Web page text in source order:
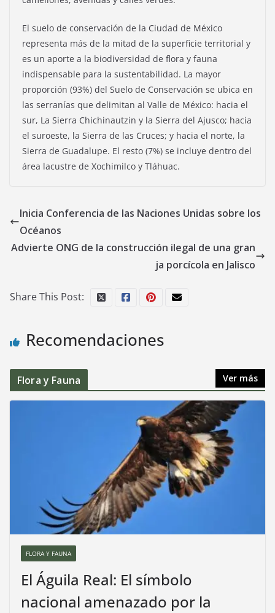
El suelo de conservación de la Ciudad de México
representa más de la mitad de la superficie territorial y
es un aporte a la biodiversidad de flora y fauna
indispensable para la sustentabilidad. La mayor
proporción (93%) del Suelo de Conservación se ubica en
las serranías que delimitan al Valle de México: hacia el
sur, La Sierra Chichinautzin y la Sierra del Ajusco; hacia
el suroeste, la Sierra de las Cruces; y hacia el norte, la
Sierra de Guadalupe. El resto (7%) se incluye dentro del
área lacustre de Xochimilco y Tláhuac.
Inicia Conferencia de las Naciones Unidas sobre los
Océanos
Advierte ONG de la construcción ilegal de una gran
ja porcícola en Jalisco
Share This Post:
Recomendaciones
Flora y Fauna Ver más
FLORA Y FAUNA
El Águila Real: El símbolo
nacional amenazado por la